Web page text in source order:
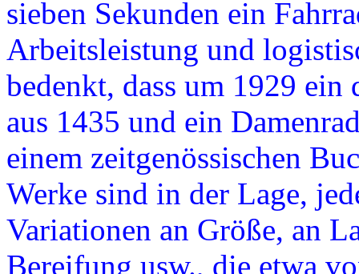
sieben Sekunden ein
Arbeitsleistung und
bedenkt, dass um 1929
aus 1435 und ein
einem zeitgenössischen
Werke sind in der Lage,
Variationen an Größe, an
Bereifung usw., die etwa